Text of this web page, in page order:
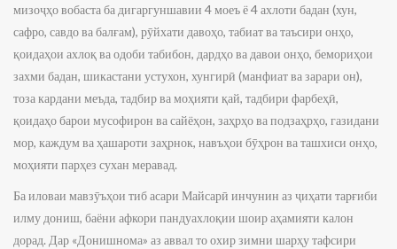
мизоҷҳо вобаста ба дигаргуншавии 4 моеъ ё 4 ахлоти бадан (хун,
сафро, савдо ва балғам), рӯйхати давоҳо, табиат ва таъсири онҳо,
қоидаҳои ахлоқ ва одоби табибон, дардҳо ва давои онҳо, бемориҳои
захми бадан, шикастани устухон, хунгирӣ (манфиат ва зарари он),
тоза кардани меъда, тадбир ва моҳияти қай, тадбири фарбеҳӣ,
қоидаҳо барои мусофирон ва сайёҳон, заҳрҳо ва подзаҳрҳо, газидани
мор, каждум ва ҳашароти заҳрнок, навъҳои бӯҳрон ва ташхиси онҳо,
моҳияти парҳез сухан меравад.
Ба иловаи мавзӯъҳои тиб асари Майсарӣ инчунин аз ҷиҳати тарғиби
илму дониш, баёни афкори пандуахлоқии шоир аҳамияти калон
дорад. Дар «Донишнома» аз аввал то охир зимни шарҳу тафсири